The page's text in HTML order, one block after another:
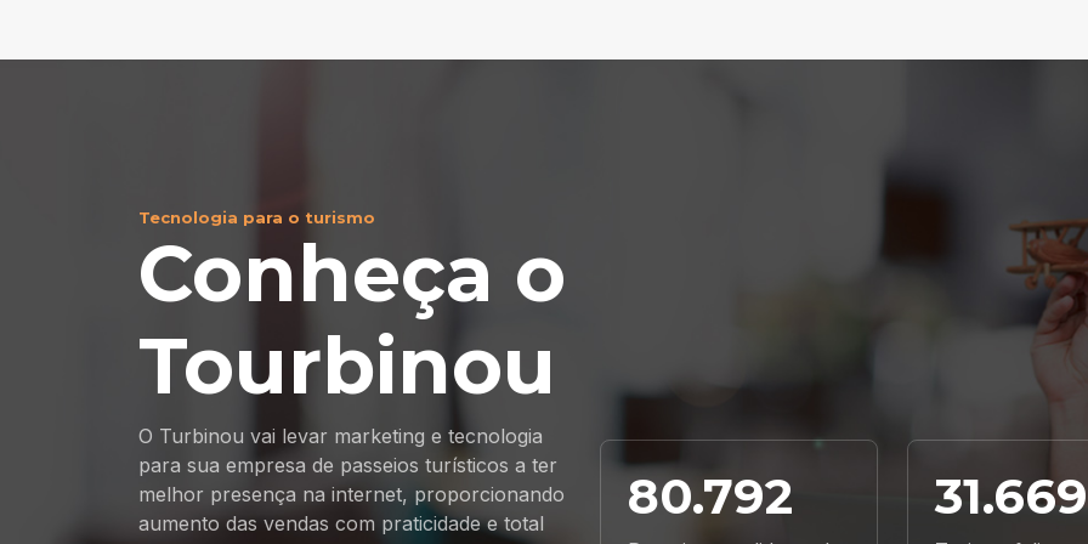
Tecnologia para o turismo
Conheça o
Tourbinou
O Turbinou vai levar marketing e tecnologia
para sua empresa de passeios turísticos a ter
melhor presença na internet, proporcionando
aumento das vendas com praticidade e total
80.792 31.669